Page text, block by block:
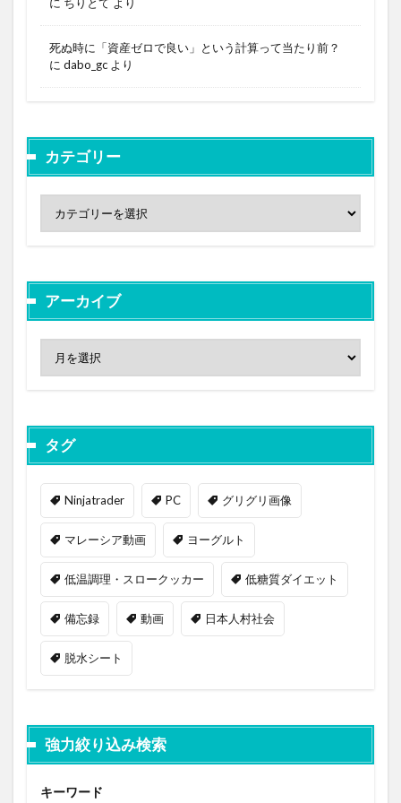
死ぬ時に「資産ゼロで良い」という計算って当たり前？
に dabo_gc より
カテゴリー
アーカイブ
タグ
Ninjatrader PC グリグリ画像
マレーシア動画 ヨーグルト
低温調理・スロークッカー 低糖質ダイエット
備忘録 動画 日本人村社会
脱水シート
強力絞り込み検索
キーワード